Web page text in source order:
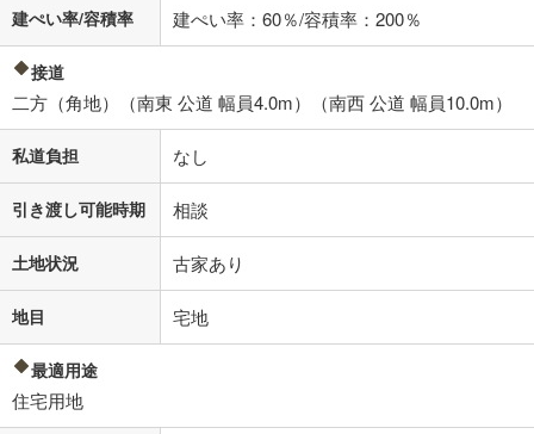
建ぺい率/容積率 建ぺい率：60％/容積率：200％
接道
二方（角地）（南東 公道 幅員4.0m）（南西 公道 幅員10.0m）
私道負担 なし
引き渡し可能時期 相談
土地状況 古家あり
地目 宅地
最適用途
住宅用地